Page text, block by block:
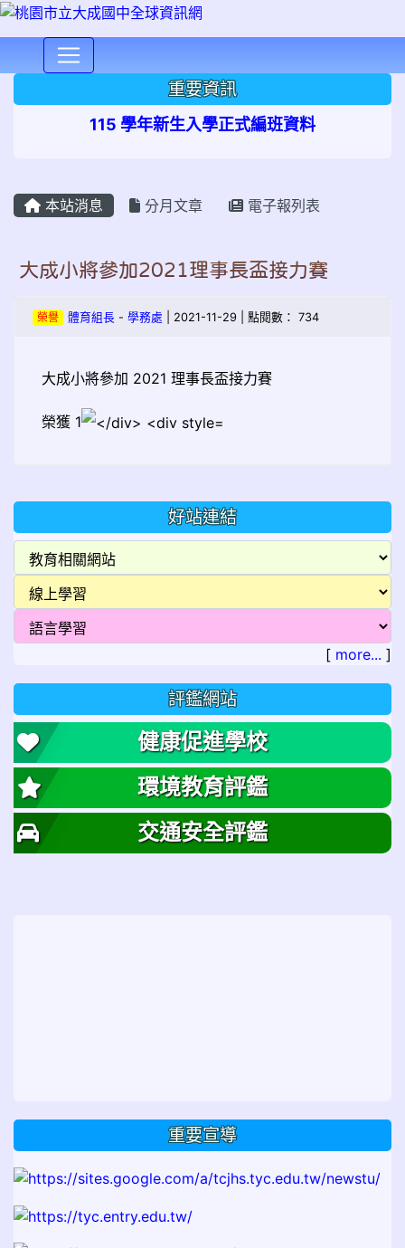
重要資訊
115 學年新生入學正式編班資料
本站消息 分月文章 電子報列表
大成小將參加2021理事長盃接力賽
榮譽 體育組長- 學務處 | 2021-11-29 | 點閱數： 734
大成小將參加 2021 理事長盃接力賽
榮獲 1
好站連結
[ more... ]
評鑑網站
健康促進學校
環境教育評鑑
交通安全評鑑
重要宣導